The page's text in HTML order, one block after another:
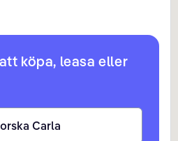
köpa, leasa eller
Carla